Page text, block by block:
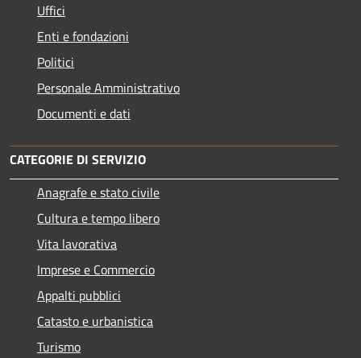
Uffici
Enti e fondazioni
Politici
Personale Amministrativo
Documenti e dati
CATEGORIE DI SERVIZIO
Anagrafe e stato civile
Cultura e tempo libero
Vita lavorativa
Imprese e Commercio
Appalti pubblici
Catasto e urbanistica
Turismo